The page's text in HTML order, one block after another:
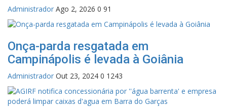
Administrador Ago 2, 2026 0 91
Onça-parda resgatada em
Campinápolis é levada à Goiânia
Administrador Out 23, 2024 0 1243